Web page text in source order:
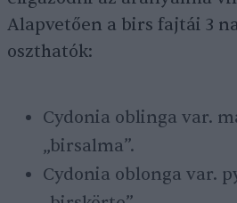
Alapvetően a birs fajtái 3
oszthatók:
Cydonia oblinga var.
„birsalma”.
Cydonia oblonga var.